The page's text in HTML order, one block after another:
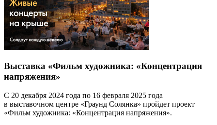
Выставка «Фильм художника: «Концентрация
напряжения»
С 20 декабря 2024 года по 16 февраля 2025 года
в выставочном центре «Граунд Солянка» пройдет проект
«Фильм художника: «Концентрация напряжения».